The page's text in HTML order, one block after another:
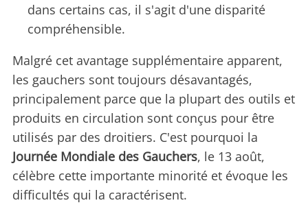
dans certains cas, il s'agit d'une disparité
compréhensible.
Malgré cet avantage supplémentaire apparent,
les gauchers sont toujours désavantagés,
principalement parce que la plupart des outils et
produits en circulation sont conçus pour être
utilisés par des droitiers. C'est pourquoi la
Journée Mondiale des Gauchers, le 13 août,
célèbre cette importante minorité et évoque les
difficultés qui la caractérisent.